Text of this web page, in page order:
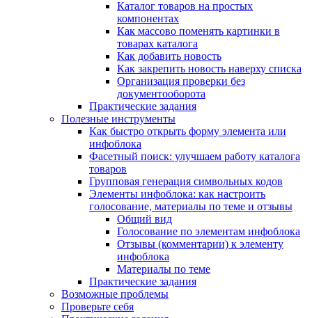
Каталог товаров на простых
компонентах
Как массово поменять картинки в
товарах каталога
Как добавить новость
Как закрепить новость наверху списка
Организация проверки без
документооборота
Практические задания
Полезные инструменты
Как быстро открыть форму элемента или
инфоблока
Фасетный поиск: улучшаем работу каталога
товаров
Групповая генерация символьных кодов
Элементы инфоблока: как настроить
голосование, материалы по теме и отзывы
Общий вид
Голосование по элементам инфоблока
Отзывы (комментарии) к элементу
инфоблока
Материалы по теме
Практические задания
Возможные проблемы
Проверьте себя